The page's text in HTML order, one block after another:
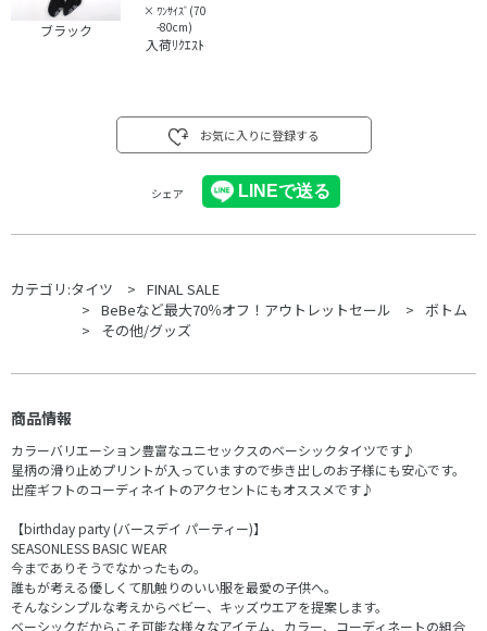
ブラック
× ﾜﾝｻｲｽﾞ(70
-80cm)
入荷ﾘｸｴｽﾄ
お気に入りに登録する
シェア
カテゴリ:タイツ
FINAL SALE
BeBeなど最大70％オフ！アウトレットセール
ボトム
その他/グッズ
商品情報
カラーバリエーション豊富なユニセックスのベーシックタイツです♪
星柄の滑り止めプリントが入っていますので歩き出しのお子様にも安心です。
出産ギフトのコーディネイトのアクセントにもオススメです♪
【birthday party (バースデイ パーティー)】
SEASONLESS BASIC WEAR
今までありそうでなかったもの。
誰もが考える優しくて肌触りのいい服を最愛の子供へ。
そんなシンプルな考えからベビー、キッズウエアを提案します。
ベーシックだからこそ可能な様々なアイテム、カラー、コーディネートの組合